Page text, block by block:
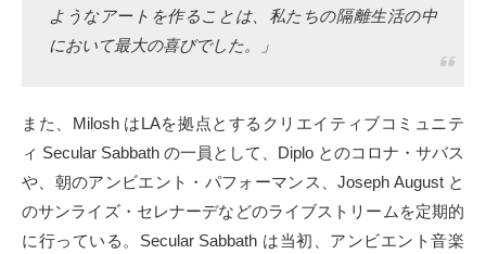
ようなアートを作ることは、私たちの隔離生活の中
において最大の喜びでした。」
また、Milosh はLAを拠点とするクリエイティブコミュニテ
ィ Secular Sabbath の一員として、Diplo とのコロナ・サバス
や、朝のアンビエント・パフォーマンス、Joseph August と
のサンライズ・セレナーデなどのライブストリームを定期的
に行っている。Secular Sabbath は当初、アンビエント音楽